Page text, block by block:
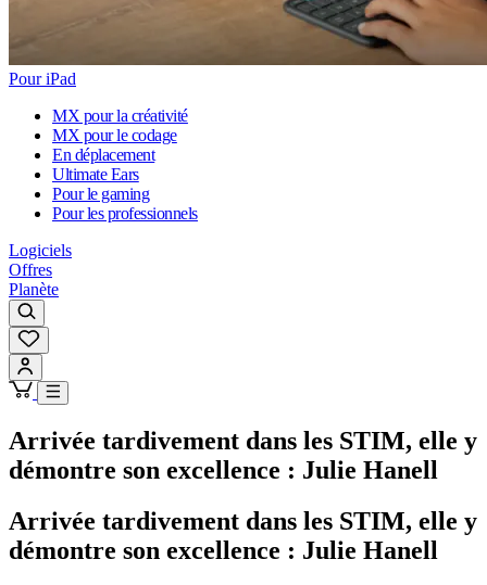
Pour iPad
MX pour la créativité
MX pour le codage
En déplacement
Ultimate Ears
Pour le gaming
Pour les professionnels
Logiciels
Offres
Planète
Arrivée tardivement dans les STIM, elle y
démontre son excellence : Julie Hanell
Arrivée tardivement dans les STIM, elle y
démontre son excellence : Julie Hanell